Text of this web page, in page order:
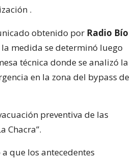
.
obtenido por Radio Bío
medida se determinó luego
técnica donde se analizó la
en la zona del bypass de
preventiva de las
Chacra”.
que los antecedentes